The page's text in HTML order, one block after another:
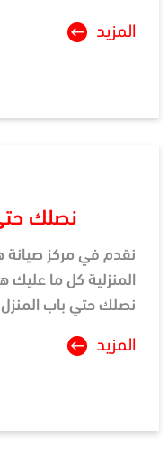
المزيد
نصلك
نقدم في مركز صيانة
المنزلية كل ما عليك
نصلك حتي باب المنزل
المزيد